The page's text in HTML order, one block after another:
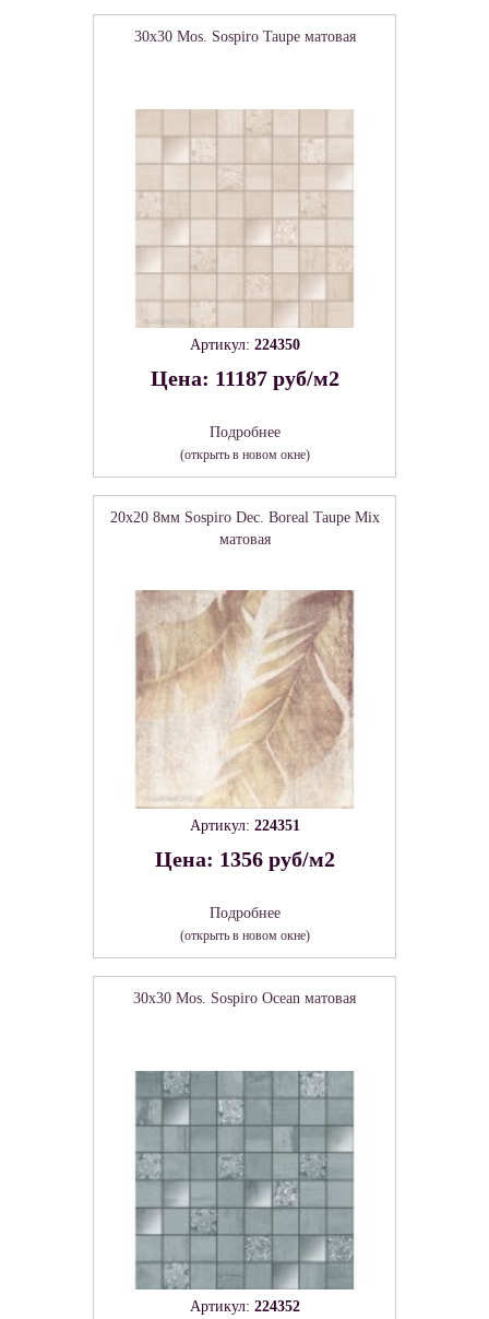
30x30 Mos. Sospiro Taupe матовая
Артикул: 224350
Цена: 11187 руб/м2
Подробнее
(открыть в новом окне)
20x20 8мм Sospiro Dec. Boreal Taupe Mix
матовая
Артикул: 224351
Цена: 1356 руб/м2
Подробнее
(открыть в новом окне)
30x30 Mos. Sospiro Ocean матовая
Артикул: 224352